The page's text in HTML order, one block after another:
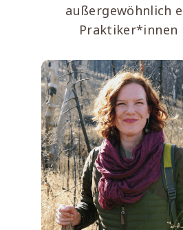
außergewöhnlich
Praktiker*innen